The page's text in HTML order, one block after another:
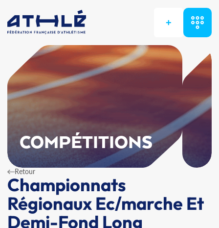
+
COMPÉTITIONS
Retour
Championnats
Régionaux Ec/marche Et
Demi-Fond Long